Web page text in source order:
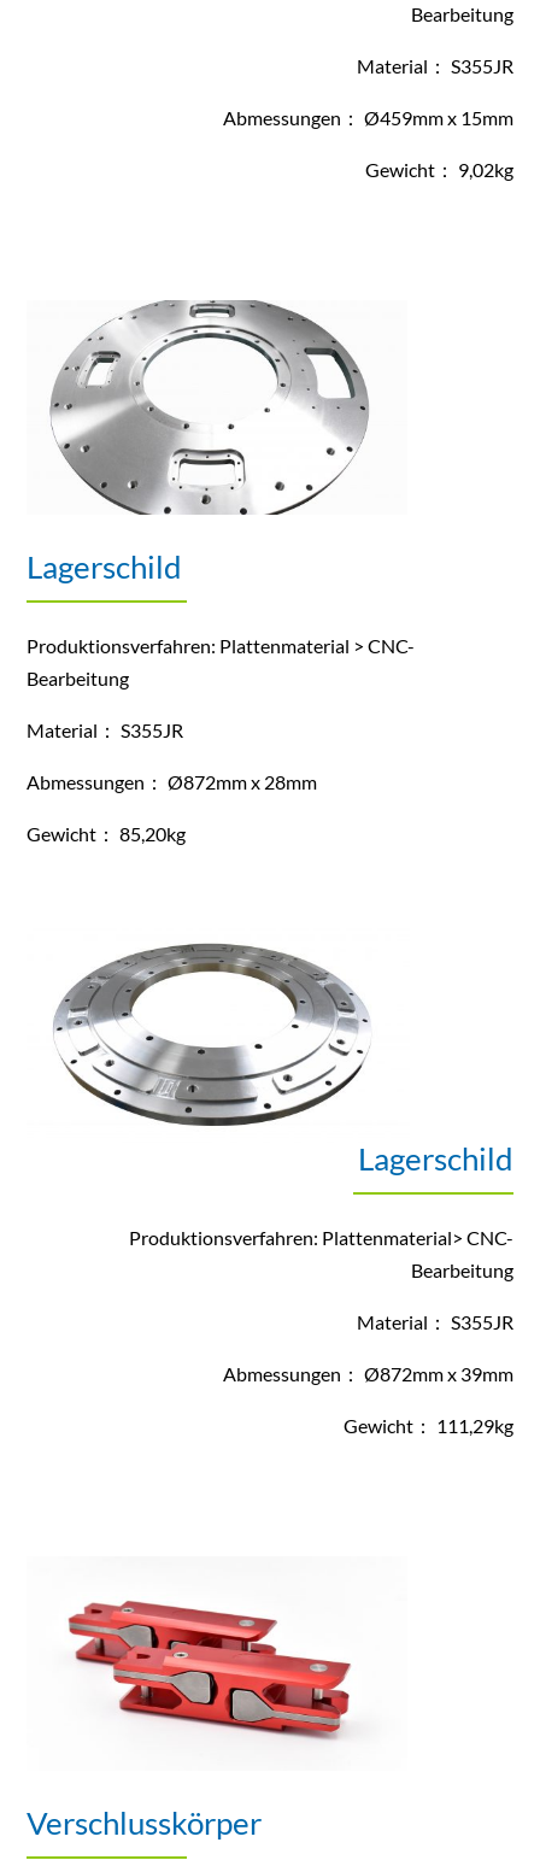
Bearbeitung
Material： S355JR
Abmessungen： Ø459mm x 15mm
Gewicht： 9,02kg
Lagerschild
Produktionsverfahren: Plattenmaterial > CNC-
Bearbeitung
Material： S355JR
Abmessungen： Ø872mm x 28mm
Gewicht： 85,20kg
Lagerschild
Produktionsverfahren: Plattenmaterial> CNC-
Bearbeitung
Material： S355JR
Abmessungen： Ø872mm x 39mm
Gewicht： 111,29kg
Verschlusskörper